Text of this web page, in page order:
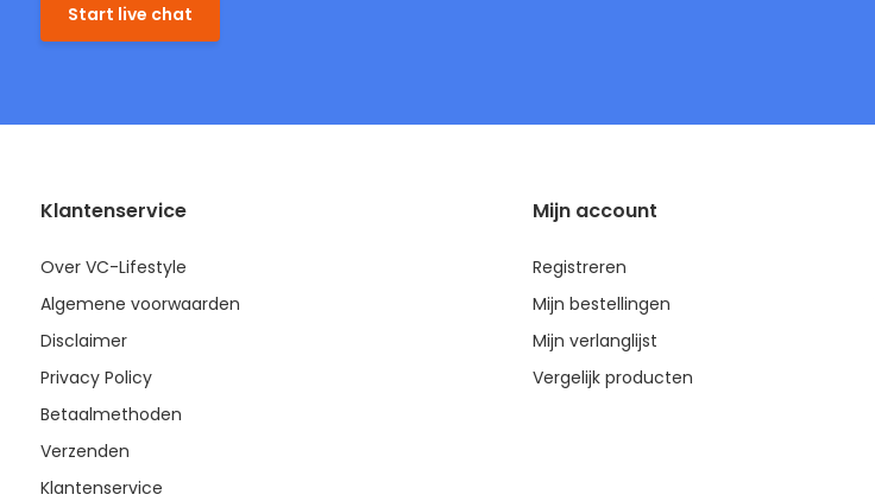
Start live chat
Klantenservice
Over VC-Lifestyle
Algemene voorwaarden
Disclaimer
Privacy Policy
Betaalmethoden
Verzenden
Klantenservice
Mijn account
Registreren
Mijn bestellingen
Mijn verlanglijst
Vergelijk producten